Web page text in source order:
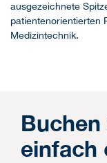
ausgezeichnete
patientenorientierten
Medizintechnik.
Buchen
einfach